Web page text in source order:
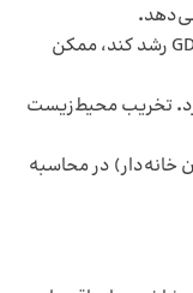
.
حتی اگر GDP رشد کند، ممکن
. تخریب محیط‌زیست
خانه‌دار) در محاسبه